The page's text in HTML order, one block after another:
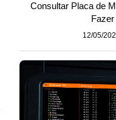
Consultar Placa de
12/05/